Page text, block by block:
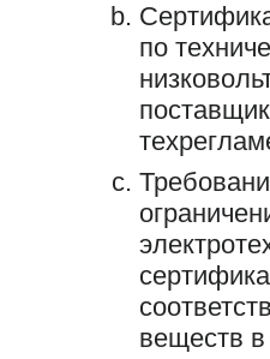
по
веществ